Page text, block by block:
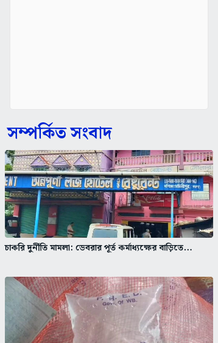
সম্পর্কিত সংবাদ
চাকরি দুর্নীতি মামলা: ডেবরার পূর্ত কর্মাধ্যক্ষের বাড়িতে...